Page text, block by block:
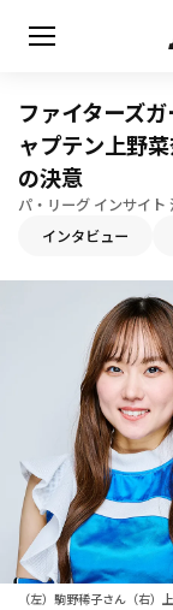
無料アカウ
HOME
日程・結果
順位表･成績
1軍公式戦
ファーム東
選手名鑑
選手名鑑ト
ニュース
ファイターズ
ャプテン上野
の決意
パ・リーグ インサイト
インタビュー
（左）駒野稀子さん（右